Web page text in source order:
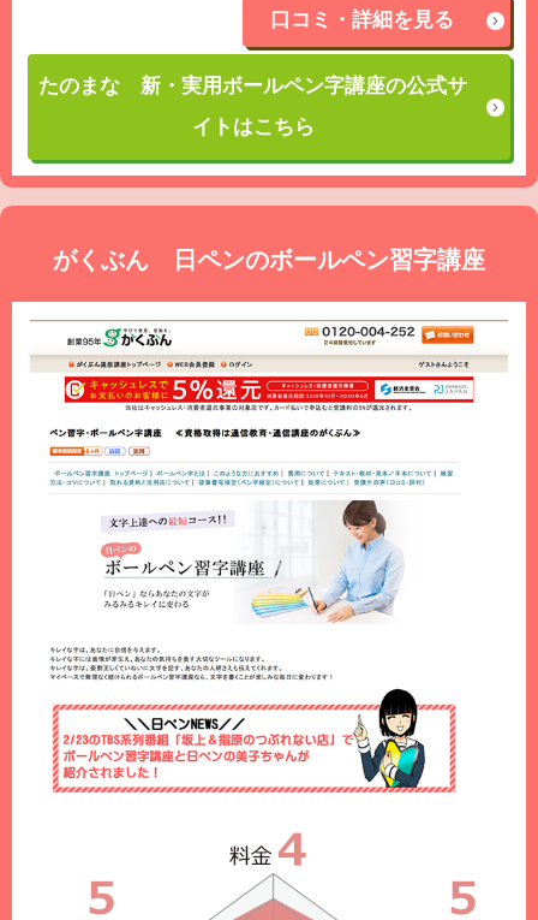
口コミ・詳細を見る
たのまな 新・実用ボールペン字講座の公式サ
イトはこちら
がくぶん 日ペンのボールペン習字講座